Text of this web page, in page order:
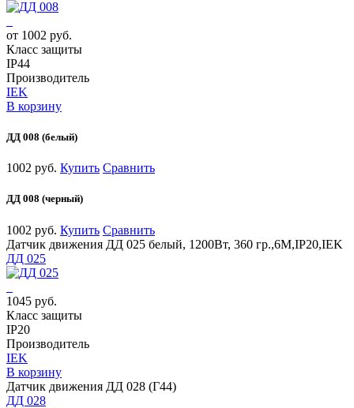
от 1002 руб.
Класс защиты
IP44
Производитель
IEK
В корзину
ДД 008 (белый)
1002 руб. Купить Сравнить
ДД 008 (черный)
1002 руб. Купить Сравнить
Датчик движения ДД 025 белый, 1200Вт, 360 гр.,6М,IP20,IEK
ДД 025
1045 руб.
Класс защиты
IP20
Производитель
IEK
В корзину
Датчик движения ДД 028 (Г44)
ДД 028